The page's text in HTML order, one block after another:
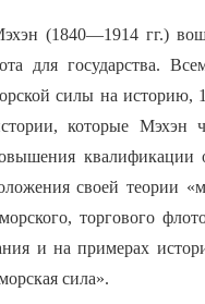
(1840—1914 гг.)
для государства.
силы на историю,
которые Мэхэн
квалификации
своей теории
торгового
и на примерах
сила».